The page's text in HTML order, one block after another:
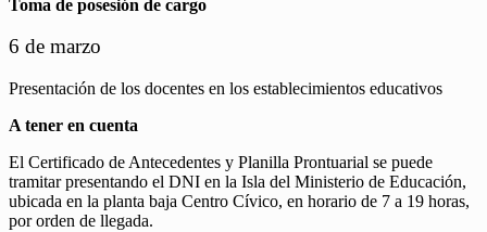
Toma de posesión de cargo
6 de marzo
Presentación de los docentes en los establecimientos educativos
A tener en cuenta
El Certificado de Antecedentes y Planilla Prontuarial se puede
tramitar presentando el DNI en la Isla del Ministerio de Educación,
ubicada en la planta baja Centro Cívico, en horario de 7 a 19 horas,
por orden de llegada.